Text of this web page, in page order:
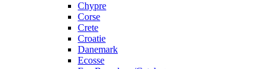
Chypre
Corse
Crete
Croatie
Danemark
Ecosse